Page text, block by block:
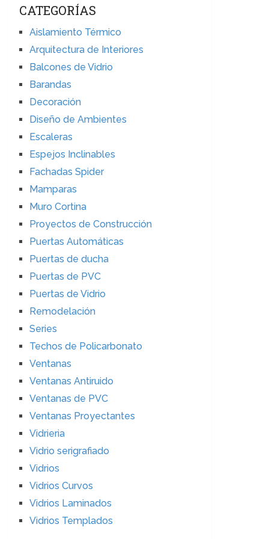
CATEGORÍAS
Aislamiento Térmico
Arquitectura de Interiores
Balcones de Vidrio
Barandas
Decoración
Diseño de Ambientes
Escaleras
Espejos Inclinables
Fachadas Spider
Mamparas
Muro Cortina
Proyectos de Construcción
Puertas Automáticas
Puertas de ducha
Puertas de PVC
Puertas de Vidrio
Remodelación
Series
Techos de Policarbonato
Ventanas
Ventanas Antiruido
Ventanas de PVC
Ventanas Proyectantes
Vidrieria
Vidrio serigrafiado
Vidrios
Vidrios Curvos
Vidrios Laminados
Vidrios Templados